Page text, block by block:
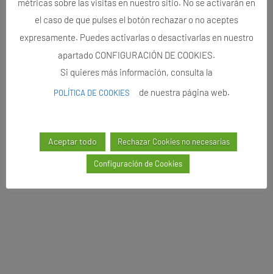
el caso de que pulses el botón rechazar o no aceptes
expresamente. Puedes activarlas o desactivarlas en nuestro
apartado CONFIGURACIÓN DE COOKIES.
Si quieres más información, consulta la
POLÍTICA DE COOKIES de nuestra página web.
Aceptar todo Rechazar Cookies no necesarias
Configuración de Cookies